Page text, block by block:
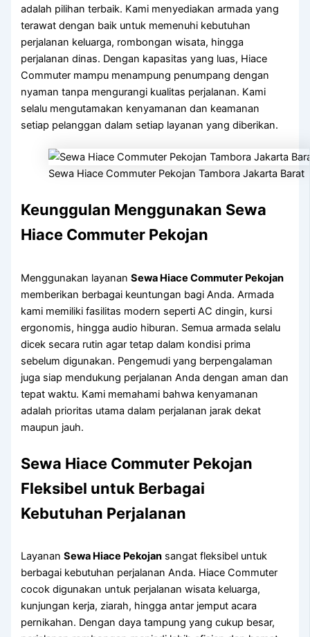
adalah pilihan terbaik. Kami menyediakan armada yang
terawat dengan baik untuk memenuhi kebutuhan
perjalanan keluarga, rombongan wisata, hingga
perjalanan dinas. Dengan kapasitas yang luas, Hiace
Commuter mampu menampung penumpang dengan
nyaman tanpa mengurangi kualitas perjalanan. Kami
selalu mengutamakan kenyamanan dan keamanan
setiap pelanggan dalam setiap layanan yang diberikan.
Sewa Hiace Commuter Pekojan Tambora Jakarta Barat
Keunggulan Menggunakan Sewa
Hiace Commuter Pekojan
Menggunakan layananSewa Hiace Commuter Pekojan
memberikan berbagai keuntungan bagi Anda. Armada
kami memiliki fasilitas modern seperti AC dingin, kursi
ergonomis, hingga audio hiburan. Semua armada selalu
dicek secara rutin agar tetap dalam kondisi prima
sebelum digunakan. Pengemudi yang berpengalaman
juga siap mendukung perjalanan Anda dengan aman dan
tepat waktu. Kami memahami bahwa kenyamanan
adalah prioritas utama dalam perjalanan jarak dekat
maupun jauh.
Sewa Hiace Commuter Pekojan
Fleksibel untuk Berbagai
Kebutuhan Perjalanan
LayananSewa Hiace Pekojan sangat fleksibel untuk
berbagai kebutuhan perjalanan Anda. Hiace Commuter
cocok digunakan untuk perjalanan wisata keluarga,
kunjungan kerja, ziarah, hingga antar jemput acara
pernikahan. Dengan daya tampung yang cukup besar,